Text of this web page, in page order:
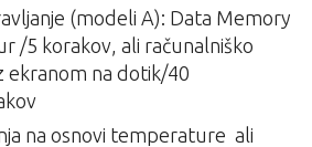
(modeli A): Data Memory
/5 korakov, ali računalniško
ekranom na dotik/40
na osnovi temperature ali